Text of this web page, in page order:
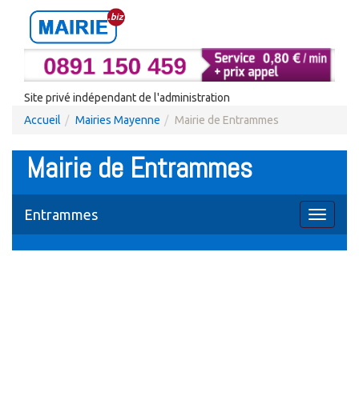
Site privé indépendant de l'administration
Accueil
Mairies Mayenne Mairie de Entrammes
Mairie de Entrammes
Toggle
Entrammes